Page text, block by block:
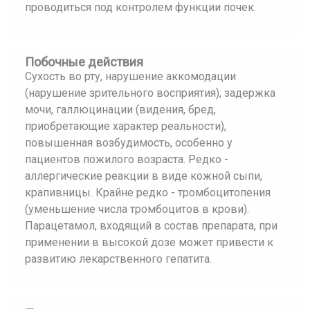
проводиться под контролем функции почек.
Побочные действия
Сухость во рту, нарушение аккомодации
(нарушение зрительного восприятия), задержка
мочи, галлюцинации (видения, бред,
приобретающие характер реальности),
повышенная возбудимость, особенно у
пациентов пожилого возраста. Редко -
аллергические реакции в виде кожной сыпи,
крапивницы. Крайне редко - тромбоцитопения
(уменьшение числа тромбоцитов в крови).
Парацетамол, входящий в состав препарата, при
применении в высокой дозе может привести к
развитию лекарственного гепатита.